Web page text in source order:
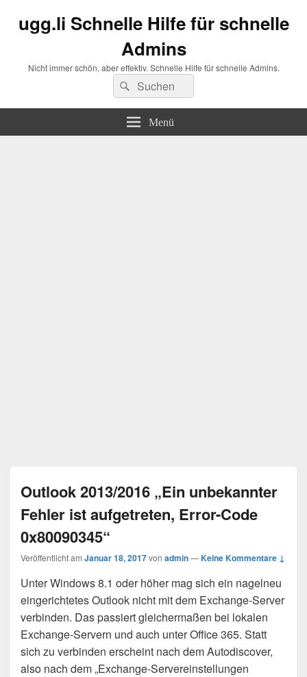
ugg.li Schnelle Hilfe für schnelle
Admins
Nicht immer schön, aber effektiv. Schnelle Hilfe für schnelle Admins.
Suchen
nach:
Suchen
Menü
Outlook 2013/2016 „Ein unbekannter
Fehler ist aufgetreten, Error-Code
0x80090345“
Veröffentlicht am Januar 18, 2017von admin—Keine Kommentare ↓
Unter Windows 8.1 oder höher mag sich ein nagelneu
eingerichtetes Outlook nicht mit dem Exchange-Server
verbinden. Das passiert gleichermaßen bei lokalen
Exchange-Servern und auch unter Office 365. Statt
sich zu verbinden erscheint nach dem Autodiscover,
also nach dem „Exchange-Servereinstellungen